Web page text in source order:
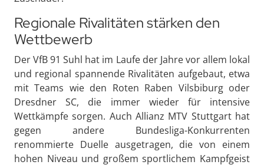
Regionale Rivalitäten stärken den
Wettbewerb
Der VfB 91 Suhl hat im Laufe der Jahre vor allem lokal
und regional spannende Rivalitäten aufgebaut, etwa
mit Teams wie den Roten Raben Vilsbiburg oder
Dresdner SC, die immer wieder für intensive
Wettkämpfe sorgen. Auch Allianz MTV Stuttgart hat
gegen andere Bundesliga-Konkurrenten
renommierte Duelle ausgetragen, die von einem
hohen Niveau und großem sportlichem Kampfgeist